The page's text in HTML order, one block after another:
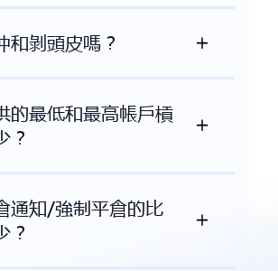
和剝頭皮嗎？
的最低和最高帳戶槓
？
通知/強制平倉的比
？